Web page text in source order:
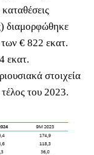
διαμορφώθηκε
€ 822 εκατ.
εκατ.
στοιχεία
του 2023.